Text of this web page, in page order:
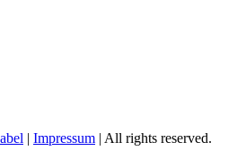
| Impressum | All rights reserved.